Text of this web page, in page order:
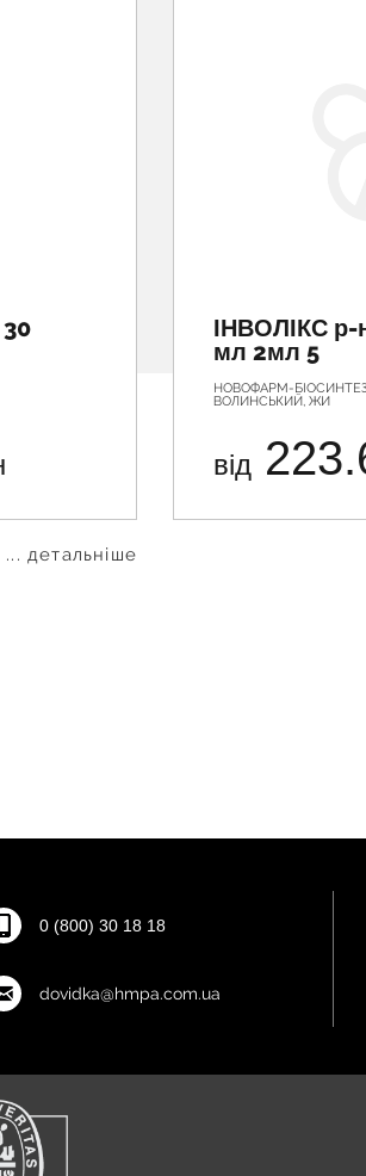
... детальніше
ІНВОЛІКС
мл 2мл 5
НОВОФАРМ-
ВОЛИНСЬКИЙ, ЖИ
від
0 (800) 30 18 18
dovidka@hmpa.com.ua